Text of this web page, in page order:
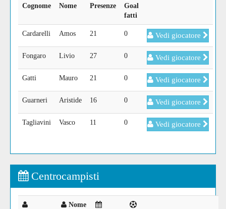
Cognome Nome Presenze
Goal
fatti
Cardarelli Amos 21 0 Vedi giocatore
Fongaro Livio 27 0 Vedi giocatore
Gatti Mauro 21 0 Vedi giocatore
Guarneri Aristide 16 0 Vedi giocatore
Tagliavini Vasco 11 0 Vedi giocatore
Centrocampisti
Nome